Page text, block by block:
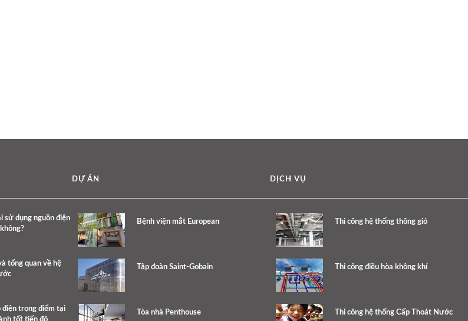
sử dụng nguồn điện
tổng quan về hệ
điện trọng điểm tại
tốt tiến độ
DỰ ÁN
Bệnh viện mắt European
Tập đoàn Saint-Gobain
Tòa nhà Penthouse
DỊCH VỤ
Thi công hệ thống thông gió
Thi công điều hòa không khí
Thi công hệ thống Cấp Thoát Nước